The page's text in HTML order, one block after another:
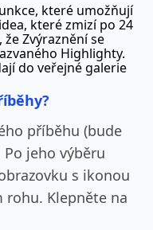
které umožňují
které zmizí po 24
Zvýraznění se
Highlighty.
do veřejné galerie
příběhu (bude
jeho výběru
s ikonou
Klepněte na